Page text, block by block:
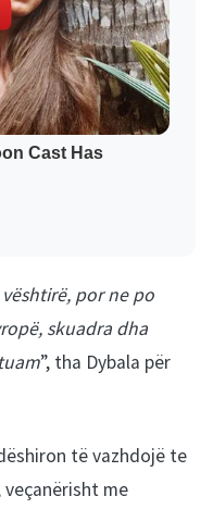
por ne po
skuadra dha
”, tha Dybala për
të vazhdojë te
me